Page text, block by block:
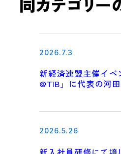
2026.7.3
新経済連盟主催イ
@TiB」に代表の河
2026.5.26